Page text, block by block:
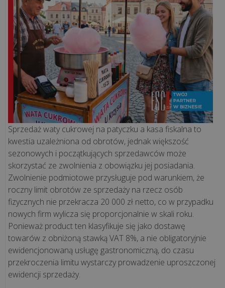
fiskalna
kiedy
trzeba
ją
mieć?
Sprzedaż
waty
cukrowej
a
kasa
fiskalna
-
czy
jest
obowiązkow...
wszystkie
artykuły
>>
Sprzedaż waty cukrowej na patyczku a kasa fiskalna to
kwestia uzależniona od obrotów, jednak większość
sezonowych i początkujących sprzedawców może
skorzystać ze zwolnienia z obowiązku jej posiadania.
Zwolnienie podmiotowe przysługuje pod warunkiem, że
roczny limit obrotów ze sprzedaży na rzecz osób
fizycznych nie przekracza 20 000 zł netto, co w przypadku
nowych firm wylicza się proporcjonalnie w skali roku.
Ponieważ product ten klasyfikuje się jako dostawę
towarów z obniżoną stawką VAT 8%, a nie obligatoryjnie
ewidencjonowaną usługę gastronomiczną, do czasu
przekroczenia limitu wystarczy prowadzenie uproszczonej
ewidencji sprzedaży.